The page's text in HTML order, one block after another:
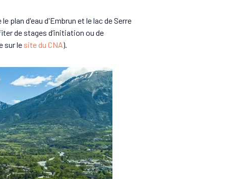
plan d'eau d'Embrun et le lac de Serre
de stages d’initiation ou de
sur le site du CNA).